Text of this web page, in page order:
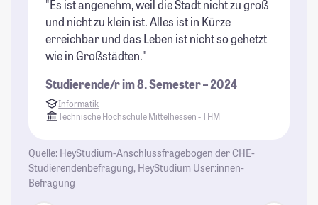
"Es ist angenehm, weil die Stadt nicht zu groß
und nicht zu klein ist. Alles ist in Kürze
erreichbar und das Leben ist nicht so gehetzt
wie in Großstädten."
Studierende/r im 8. Semester – 2024
Informatik
Technische Hochschule Mittelhessen - THM
Quelle: HeyStudium-Anschlussfragebogen der CHE-
Studierendenbefragung, HeyStudium User:innen-
Befragung